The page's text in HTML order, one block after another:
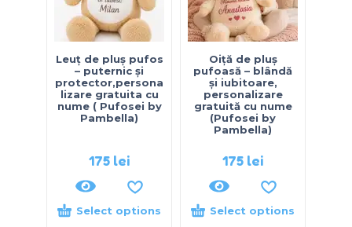
Leuț de pluș pufos
– puternic și
protector,persona
lizare gratuita cu
nume ( Pufosei by
Pambella)
175 lei
Select options
Oiță de pluș
pufoasă – blândă
și iubitoare,
personalizare
gratuită cu nume
(Pufosei by
Pambella)
175 lei
Select options